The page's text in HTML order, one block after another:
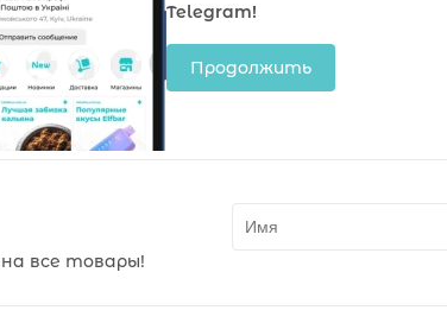
Telegram!
Продолжить
все товары!